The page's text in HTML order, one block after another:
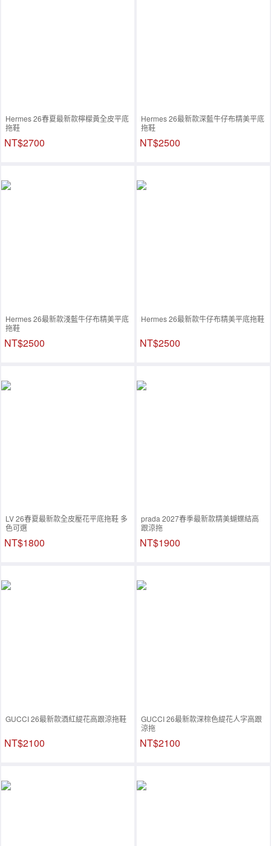
Hermes 26春夏最新款檸檬黃全皮平底
拖鞋
NT$2700
Hermes 26最新款深藍牛仔布精美平底
拖鞋
NT$2500
Hermes 26最新款淺藍牛仔布精美平底
拖鞋
NT$2500
Hermes 26最新款牛仔布精美平底拖鞋
NT$2500
LV 26春夏最新款全皮壓花平底拖鞋 多
色可選
NT$1800
prada 2027春季最新款精美蝴蝶結高
跟涼拖
NT$1900
GUCCI 26最新款酒紅緹花高跟涼拖鞋
NT$2100
GUCCI 26最新款深棕色緹花人字高跟
涼拖
NT$2100